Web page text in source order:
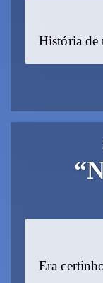
História de
Era